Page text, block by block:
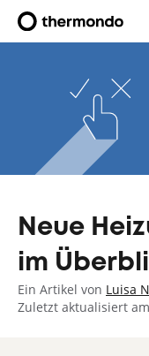
Neue
im
Ein Artikel von Luisa
Zuletzt aktualisiert